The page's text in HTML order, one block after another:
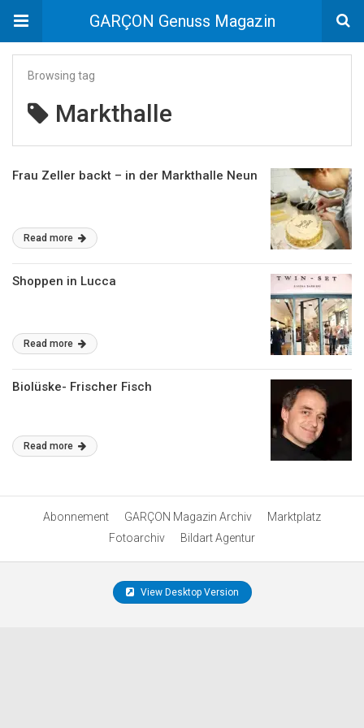
GARÇON Genuss Magazin
Browsing tag
Markthalle
Frau Zeller backt – in der Markthalle Neun
Read more
Shoppen in Lucca
Read more
Biolüske- Frischer Fisch
Read more
Abonnement GARÇON Magazin Archiv
Marktplatz
Fotoarchiv
Bildart Agentur
View Desktop Version